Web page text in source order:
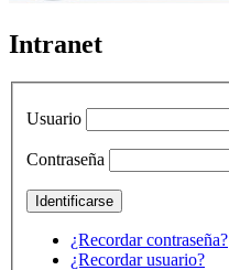
Intranet
Usuario
Contraseña
¿Recordar contraseña?
¿Recordar usuario?